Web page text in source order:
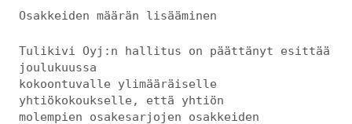
Osakkeiden määrän lisääminen
Tulikivi Oyj:n hallitus on päättänyt esittää
joulukuussa
kokoontuvalle ylimääräiselle
yhtiökokoukselle, että yhtiön
molempien osakesarjojen osakkeiden